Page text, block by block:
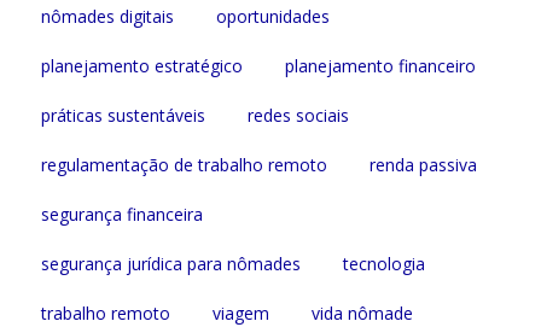
nômades digitais oportunidades
planejamento estratégico planejamento financeiro
práticas sustentáveis redes sociais
regulamentação de trabalho remoto renda passiva
segurança financeira
segurança jurídica para nômades tecnologia
trabalho remoto viagem vida nômade